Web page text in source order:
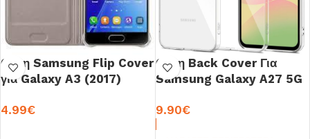
Θήκη Samsung Flip Cover
για Galaxy A3 (2017)
4.99€
Θήκη Back Cover Για
Samsung Galaxy A27 5G
9.90€